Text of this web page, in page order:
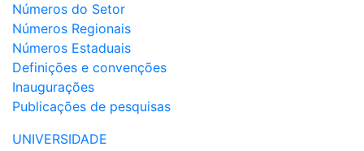
Números do Setor
Números Regionais
Números Estaduais
Definições e convenções
Inaugurações
Publicações de pesquisas
UNIVERSIDADE